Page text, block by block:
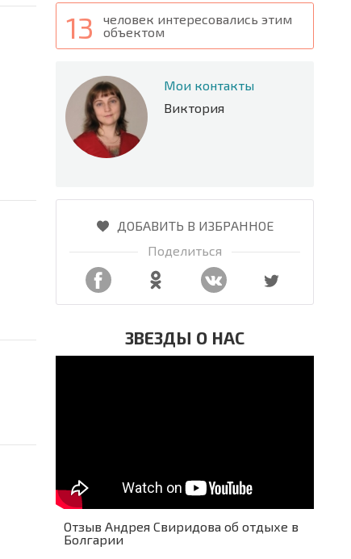
13
человек интересовались этим
объектом
Мои контакты
Виктория
ДОБАВИТЬ В ИЗБРАННОЕ
Поделиться
ЗВЕЗДЫ О НАС
Отзыв Андрея Свиридова об отдыхе в
Болгарии